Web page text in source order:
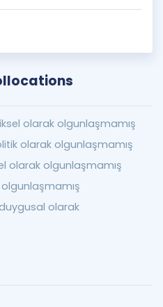
olarak olgunlaşmamış
olarak olgunlaşmamış
olarak olgunlaşmamış
olarak